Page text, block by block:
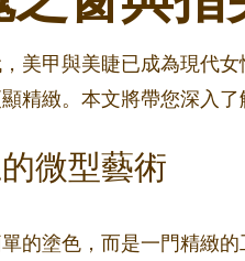
美甲與美睫已成為現代
精緻。本文將帶您深入了
微型藝術
的塗色，而是一門精緻的